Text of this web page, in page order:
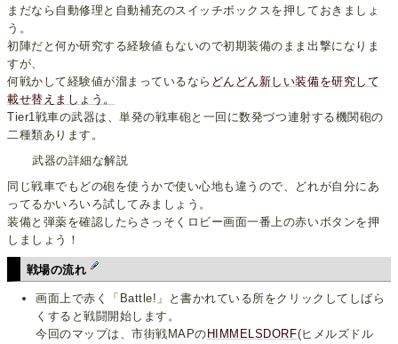
まだなら自動修理と自動補充のスイッチボックスを押しておきましょ
う。
初陣だと何か研究する経験値もないので初期装備のまま出撃になりま
すが、
何戦かして経験値が溜まっているなら どんどん新しい装備を研究して
載せ替えましょう。
Tier1戦車の武器は、単発の戦車砲と一回に数発づつ連射する機関砲の
二種類あります。
武器の詳細な解説
同じ戦車でもどの砲を使うかで使い心地も違うので、どれが自分にあ
ってるかいろいろ試してみましょう。
装備と弾薬を確認したらさっそくロビー画面一番上の赤いボタンを押
しましょう！
戦場の流れ
画面上で赤く「Battle!」と書かれている所をクリックしてしばら
くすると戦闘開始します。
今回のマップは、市街戦MAPの HIMMELSDORF(ヒメルズドル